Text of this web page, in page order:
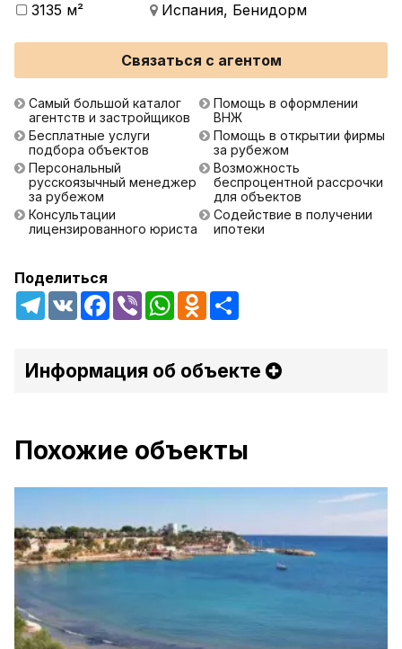
3135 м²
Испания, Бенидорм
Связаться с агентом
Самый большой каталог
агентств и застройщиков
Бесплатные услуги
подбора объектов
Персональный
русскоязычный менеджер
за рубежом
Консультации
лицензированного юриста
Помощь в оформлении
ВНЖ
Помощь в открытии фирмы
за рубежом
Возможность
беспроцентной рассрочки
для объектов
Содействие в получении
ипотеки
Поделиться
Telegram
VK Facebook
Viber WhatsAppOdnoklassniki
Информация об объекте
Похожие объекты